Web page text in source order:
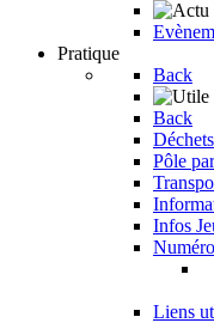
Pratique
Back
Back
Déchets
Pôle
Infos
Liens